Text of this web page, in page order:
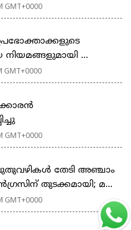
GMT+0000
...
GMT+0000
GMT+0000
തേടി അഞ്ചാം
തുടക്കമായി; മ...
GMT+0000